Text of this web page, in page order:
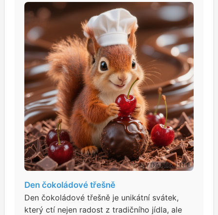
Den čokoládové třešně
Den čokoládové třešně je unikátní svátek,
který ctí nejen radost z tradičního jídla, ale